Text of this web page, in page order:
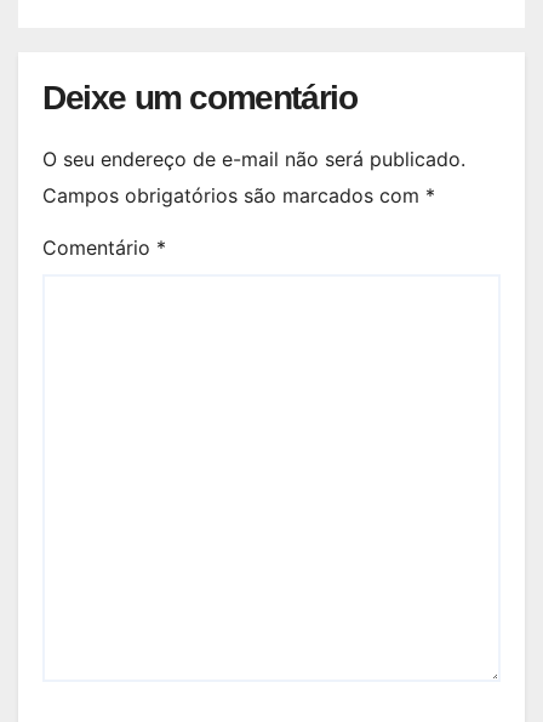
Deixe um comentário
O seu endereço de e-mail não será publicado.
Campos obrigatórios são marcados com *
Comentário *